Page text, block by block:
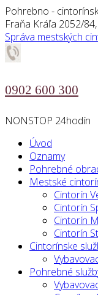
Pohrebno -
Fraňa Kráľa 2052/
Správa mestských
0902 600 300
NONSTOP 24hodín
Úvod
Oznamy
Pohrebné
Mestské
Cintorín
Cintorín
Cintorín
Cintorín
Cintorínske
Pohrebné